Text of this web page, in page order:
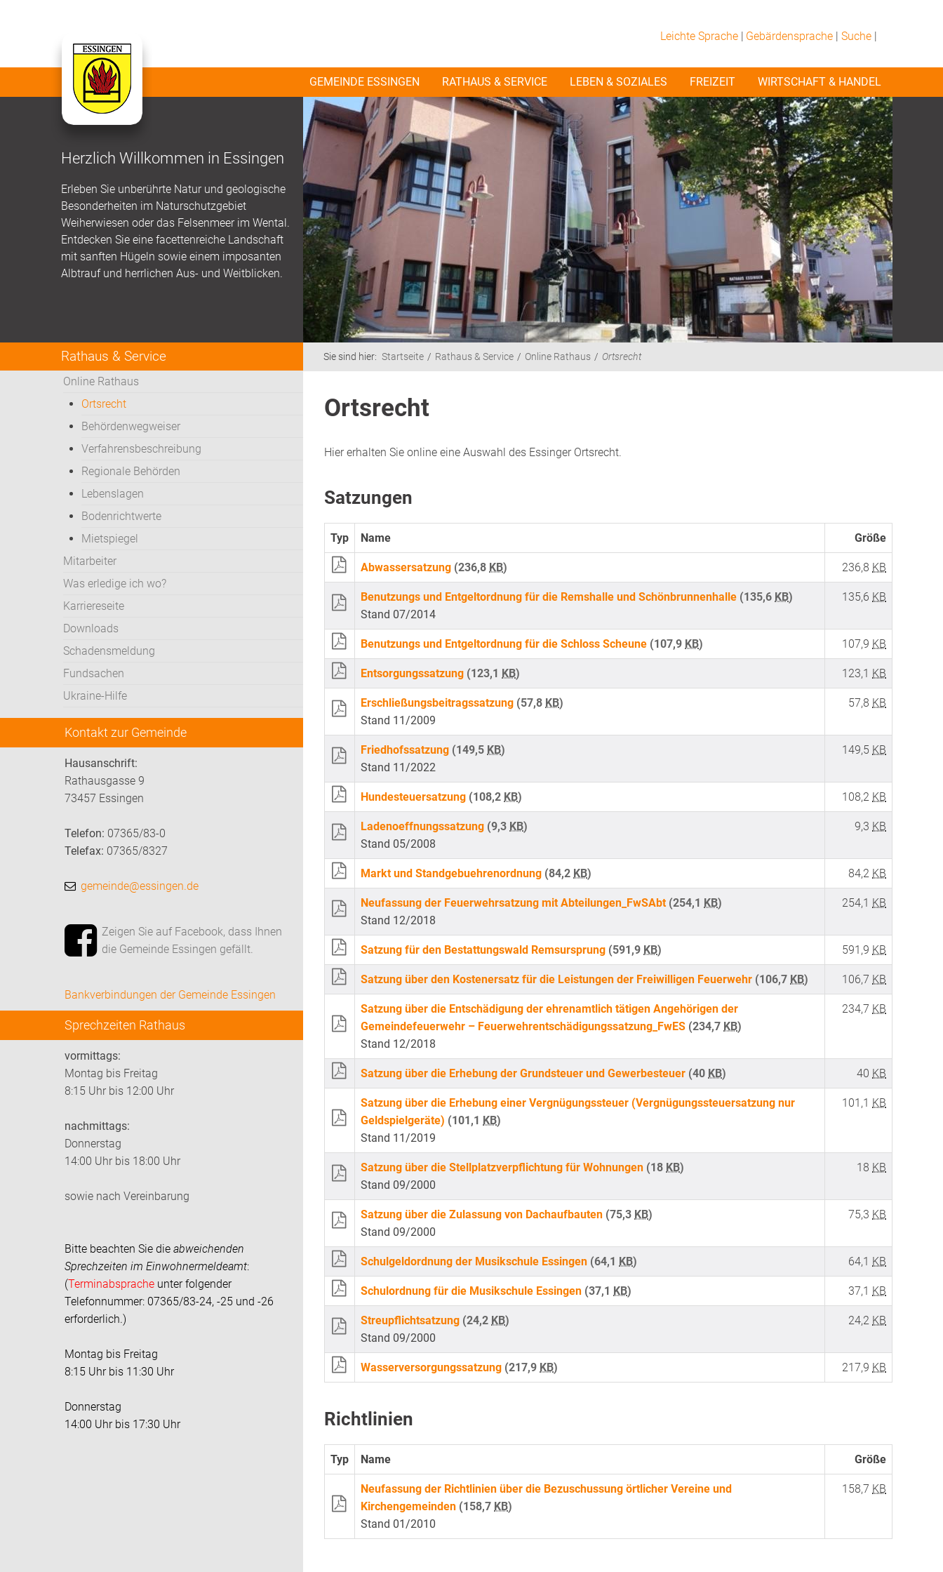
Leichte Sprache | Gebärdensprache | Suche|
GEMEINDE ESSINGEN RATHAUS & SERVICE LEBEN & SOZIALES FREIZEIT WIRTSCHAFT & HANDEL
Herzlich Willkommen in Essingen
Erleben Sie unberührte Natur und geologische
Besonderheiten im Naturschutzgebiet
Weiherwiesen oder das Felsenmeer im Wental.
Entdecken Sie eine facettenreiche Landschaft
mit sanften Hügeln sowie einem imposanten
Albtrauf und herrlichen Aus- und Weitblicken.
Rathaus & Service
Online Rathaus
Ortsrecht
Behördenwegweiser
Verfahrensbeschreibung
Regionale Behörden
Lebenslagen
Bodenrichtwerte
Mietspiegel
Mitarbeiter
Was erledige ich wo?
Karriereseite
Downloads
Schadensmeldung
Fundsachen
Ukraine-Hilfe
Kontakt zur Gemeinde
Hausanschrift:
Rathausgasse 9
73457 Essingen
Telefon: 07365/83-0
Telefax: 07365/8327
gemeinde@essingen.de
Zeigen Sie auf Facebook, dass Ihnen
die Gemeinde Essingen gefällt.
Bankverbindungen der Gemeinde Essingen
Sprechzeiten Rathaus
vormittags:
Montag bis Freitag
8:15 Uhr bis 12:00 Uhr
nachmittags:
Donnerstag
14:00 Uhr bis 18:00 Uhr
sowie nach Vereinbarung
Bitte beachten Sie die abweichenden
Sprechzeiten im Einwohnermeldeamt:
(Terminabsprache unter folgender
Telefonnummer: 07365/83-24, -25 und -26
erforderlich.)
Montag bis Freitag
8:15 Uhr bis 11:30 Uhr
Donnerstag
14:00 Uhr bis 17:30 Uhr
Sie sind hier: Startseite Rathaus & Service Online Rathaus Ortsrecht
Ortsrecht
Hier erhalten Sie online eine Auswahl des Essinger Ortsrecht.
Satzungen
Typ Name Größe
Abwassersatzung (236,8 KB) 236,8 KB
Benutzungs und Entgeltordnung für die Remshalle und Schönbrunnenhalle (135,6 KB)
Stand 07/2014
135,6 KB
Benutzungs und Entgeltordnung für die Schloss Scheune (107,9 KB) 107,9 KB
Entsorgungssatzung (123,1 KB) 123,1 KB
Erschließungsbeitragssatzung (57,8 KB)
Stand 11/2009
57,8 KB
Friedhofssatzung (149,5 KB)
Stand 11/2022
149,5 KB
Hundesteuersatzung (108,2 KB) 108,2 KB
Ladenoeffnungssatzung (9,3 KB)
Stand 05/2008
9,3 KB
Markt und Standgebuehrenordnung (84,2 KB) 84,2 KB
Neufassung der Feuerwehrsatzung mit Abteilungen_FwSAbt (254,1 KB)
Stand 12/2018
254,1 KB
Satzung für den Bestattungswald Remsursprung (591,9 KB) 591,9 KB
Satzung über den Kostenersatz für die Leistungen der Freiwilligen Feuerwehr (106,7 KB) 106,7 KB
Satzung über die Entschädigung der ehrenamtlich tätigen Angehörigen der
Gemeindefeuerwehr – Feuerwehrentschädigungssatzung_FwES (234,7 KB)
Stand 12/2018
234,7 KB
Satzung über die Erhebung der Grundsteuer und Gewerbesteuer (40 KB) 40 KB
Satzung über die Erhebung einer Vergnügungssteuer (Vergnügungssteuersatzung nur
Geldspielgeräte) (101,1 KB)
Stand 11/2019
101,1 KB
Satzung über die Stellplatzverpflichtung für Wohnungen (18 KB)
Stand 09/2000
18 KB
Satzung über die Zulassung von Dachaufbauten (75,3 KB)
Stand 09/2000
75,3 KB
Schulgeldordnung der Musikschule Essingen (64,1 KB) 64,1 KB
Schulordnung für die Musikschule Essingen (37,1 KB) 37,1 KB
Streupflichtsatzung (24,2 KB)
Stand 09/2000
24,2 KB
Wasserversorgungssatzung (217,9 KB) 217,9 KB
Richtlinien
Typ Name Größe
Neufassung der Richtlinien über die Bezuschussung örtlicher Vereine und
Kirchengemeinden (158,7 KB)
Stand 01/2010
158,7 KB